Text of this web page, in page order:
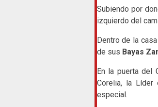
Subiendo por
izquierdo del
Dentro de la
de sus Bayas
En la puerta del
Corelia, la Líder
especial.